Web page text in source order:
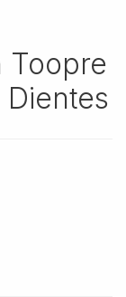
Toopre